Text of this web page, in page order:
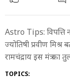
Astro Tips: विपत्ति
ज्योतिषी प्रवीण
रामचंद्राय इस मंत्र
TOPICS: